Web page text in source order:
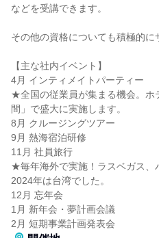
などを受講できます。
その他の資格についても積極的に
【主な社内イベント】
4月 インティメイトパーティー
★全国の従業員が集まる機会。ホ
間」で盛大に実施します。
8月 クルージングツアー
9月 熱海宿泊研修
11月 社員旅行
★毎年海外で実施！ラスベガス
2024年は台湾でした。
12月 忘年会
1月 新年会・夢計画会議
2月 短期事業計画発表会